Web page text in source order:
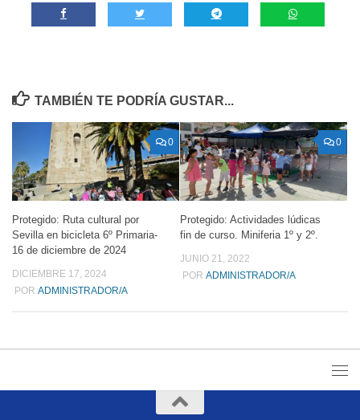
TAMBIÉN TE PODRÍA GUSTAR...
0
Protegido: Ruta cultural por
Sevilla en bicicleta 6º Primaria-
16 de diciembre de 2024
DICIEMBRE 17, 2024
POR ADMINISTRADOR/A
0
Protegido: Actividades lúdicas
fin de curso. Miniferia 1º y 2º.
JUNIO 21, 2022
POR ADMINISTRADOR/A